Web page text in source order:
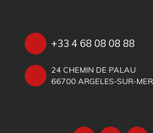
+33 4 68 08 08 88
24 CHEMIN DE PALAU
66700 ARGELES-SUR-MER